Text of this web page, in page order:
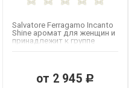
Salvatore Ferragamo Incanto
Shine​ аромат для женщин и
принадлежит к группе
от 2 945 Р